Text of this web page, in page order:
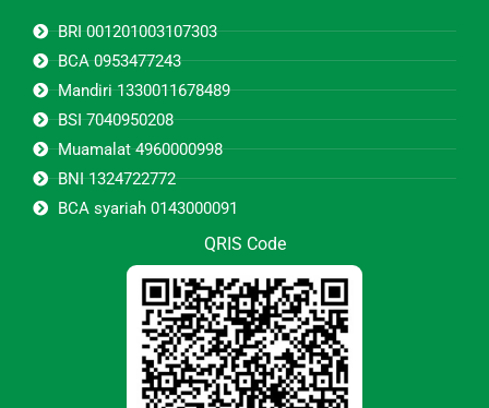
BRI 001201003107303
BCA 0953477243
Mandiri 1330011678489
BSI 7040950208
Muamalat 4960000998
BNI 1324722772
BCA syariah 0143000091
QRIS Code